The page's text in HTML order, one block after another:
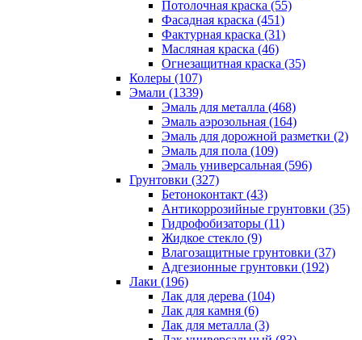
Потолочная краска (55)
Фасадная краска (451)
Фактурная краска (31)
Масляная краска (46)
Огнезащитная краска (35)
Колеры (107)
Эмали (1339)
Эмаль для металла (468)
Эмаль аэрозольная (164)
Эмаль для дорожной разметки (2)
Эмаль для пола (109)
Эмаль универсальная (596)
Грунтовки (327)
Бетоноконтакт (43)
Антикоррозийные грунтовки (35)
Гидрофобизаторы (11)
Жидкое стекло (9)
Влагозащитные грунтовки (37)
Адгезионные грунтовки (192)
Лаки (196)
Лак для дерева (104)
Лак для камня (6)
Лак для металла (3)